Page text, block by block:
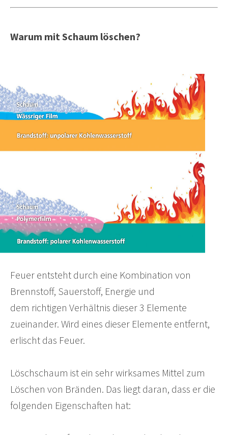
Warum mit Schaum löschen?
Feuer entsteht durch eine Kombination von
Brennstoff, Sauerstoff, Energie und
dem richtigen Verhältnis dieser 3 Elemente
zueinander. Wird eines dieser Elemente entfernt,
erlischt das Feuer.
Löschschaum ist ein sehr wirksames Mittel zum
Löschen von Bränden. Das liegt daran, dass er die
folgenden Eigenschaften hat: